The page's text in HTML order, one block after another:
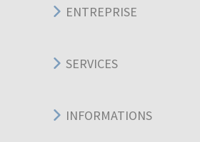
ENTREPRISE
SERVICES
INFORMATIONS